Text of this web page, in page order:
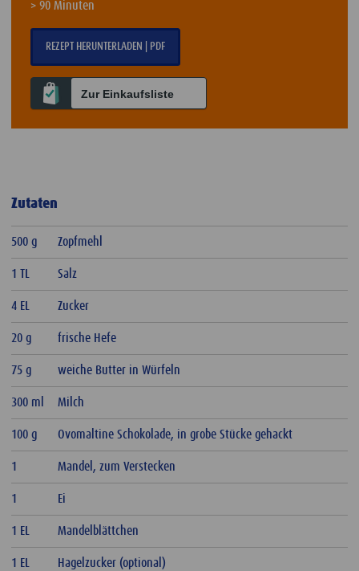
> 90 Minuten
REZEPT HERUNTERLADEN | PDF
Zur Einkaufsliste
Zutaten
500 g Zopfmehl
1 TL Salz
4 EL Zucker
20 g frische Hefe
75 g weiche Butter in Würfeln
300 ml Milch
100 g Ovomaltine Schokolade, in grobe Stücke gehackt
1 Mandel, zum Verstecken
1 Ei
1 EL Mandelblättchen
1 EL Hagelzucker (optional)